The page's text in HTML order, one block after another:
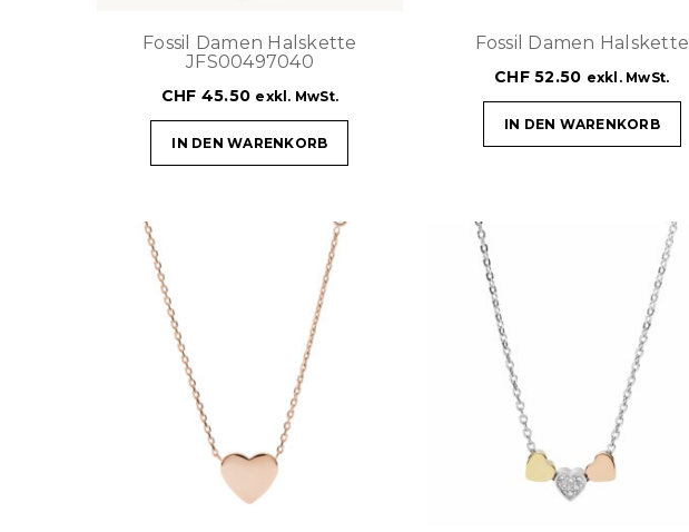
Fossil Damen Halskette
JFS00497040
CHF 45.50 exkl. MwSt.
IN DEN WARENKORB
Fossil Damen Halskette
CHF52.50 exkl. MwSt.
IN DEN WARENKORB